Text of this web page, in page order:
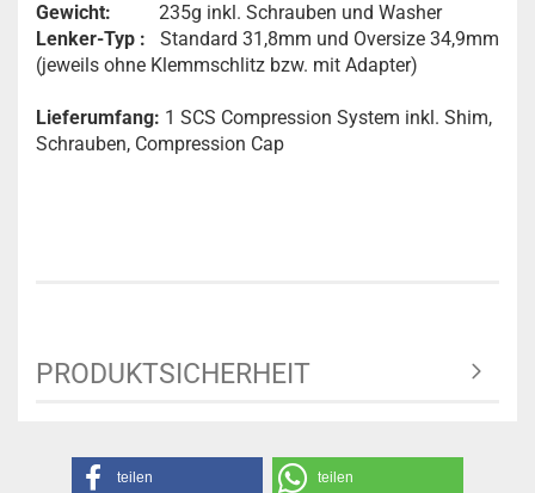
Gewicht: 235g inkl. Schrauben und Washer
Lenker-Typ : Standard 31,8mm und Oversize 34,9mm
(jeweils ohne Klemmschlitz bzw. mit Adapter)
Lieferumfang: 1 SCS Compression System inkl. Shim,
Schrauben, Compression Cap
PRODUKTSICHERHEIT
teilen teilen